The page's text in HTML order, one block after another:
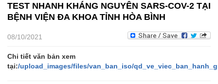
TEST NHANH KHÁNG NGUYÊN SARS-COV-2 TẠI
BỆNH VIỆN ĐA KHOA TỈNH HÒA BÌNH
08/10/2021
Chi tiết văn bản xem
tại:/upload_images/files/van_ban_iso/